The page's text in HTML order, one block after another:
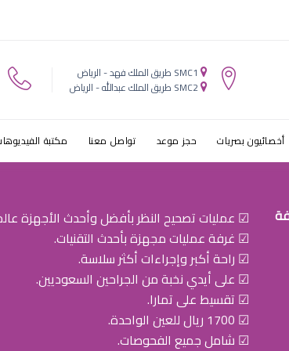
عيون في
SMC1 طريق الملك فهد - الرياض
SMC2 طريق الملك عبدالله - الرياض
أخصائيون بصريات حجز موعد تواصل معنا مكتبة
☑ عمليات تصحيح النظر بأفضل وأحدث الأجهزة
☑ غرفة عمليات مجهزة بأحدث التقنيات.
☑ راحة أكبر وإجراءات أكثر سلاسة.
☑ على أيدي نخبة من الجراحين السعوديين.
☑ تقسيط على تمارا.
☑ 1700 ريال للعين الواحدة.
☑ شامل جميع الفحوصات.